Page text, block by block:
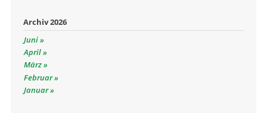
Archiv 2026
Juni
April
März
Februar
Januar